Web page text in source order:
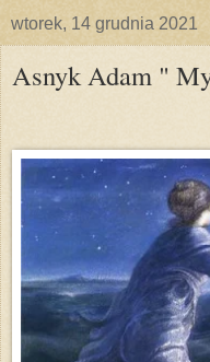
wtorek, 14 grudnia 2021
Asnyk Adam "